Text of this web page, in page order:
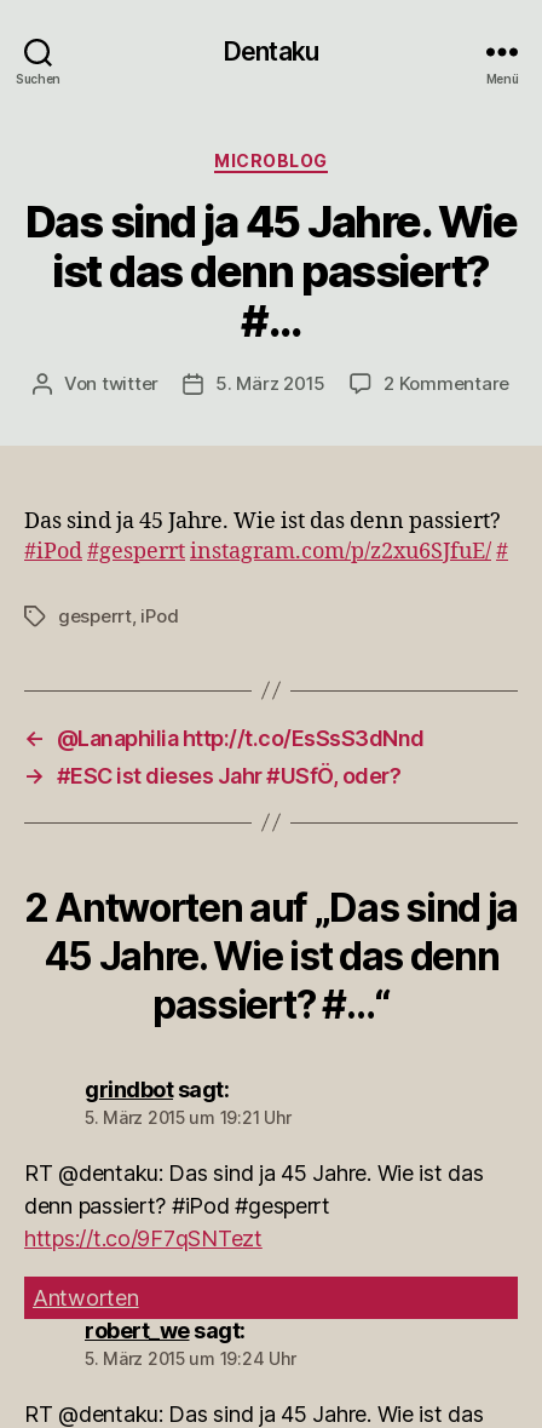
Suchen
Dentaku
Menü
Kategorien
MICROBLOG
Das sind ja 45 Jahre. Wie
ist das denn passiert?
#…
Beitragsautor
Von twitter Veröffentlichungsdatum
5. März 2015 2 Kommentarezu
Das sind ja 45 Jahre. Wie ist das denn passiert?
#iPod#gesperrtinstagram.com/p/z2xu6SJfuE/#
Schlagwörter
gesperrt, iPod
←
@Lanaphilia http://t.co/EsSsS3dNnd
→ #ESC ist dieses Jahr #USfÖ, oder?
2 Antworten auf „Das sind ja
45 Jahre. Wie ist das denn
passiert? #…“
grindbot sagt:
5. März 2015 um 19:21 Uhr
RT @dentaku: Das sind ja 45 Jahre. Wie ist das
denn passiert? #iPod #gesperrt
https://t.co/9F7qSNTezt
Antworten
robert_we sagt:
5. März 2015 um 19:24 Uhr
RT @dentaku: Das sind ja 45 Jahre. Wie ist das